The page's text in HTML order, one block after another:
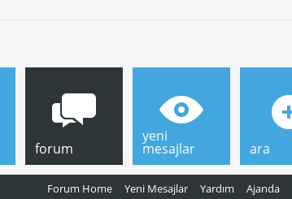
forum
Forum Home Yeni Mesajlar Yardım Ajanda
yeni
mesajlar ara